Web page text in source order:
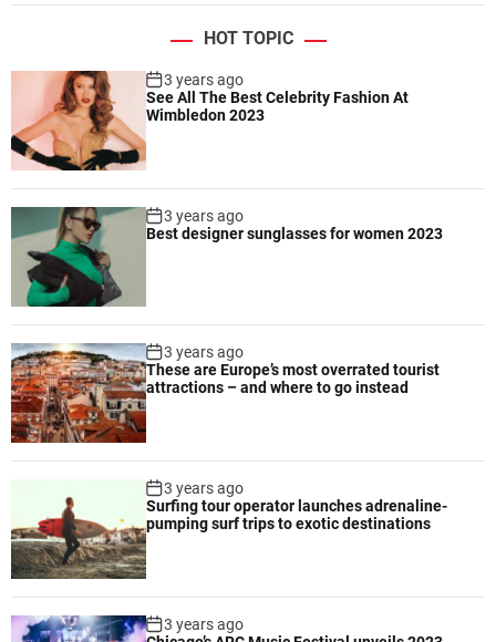
HOT TOPIC
3 years ago
See All The Best Celebrity Fashion At
Wimbledon 2023
3 years ago
Best designer sunglasses for women 2023
3 years ago
These are Europe’s most overrated tourist
attractions – and where to go instead
3 years ago
Surfing tour operator launches adrenaline-
pumping surf trips to exotic destinations
3 years ago